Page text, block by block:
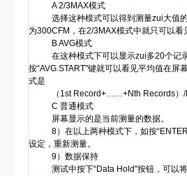
A 2/3MAX模式
选择这种模式可以得到测量zui大值的
为300CFM，在2/3MAX模式中就只可以看
B AVG模式
在这种模式下可以显示zui多20个记录
按“AVG.START"键就可以看见平均值在屏
式是
（1st Record+……+Nth Records）/
C 普通模式
屏幕显示的是当前测量的数据。
8）在以上两种模式下，如按
设定，重新测量。
9）数据保持
测试中按下“Data Hold"按钮，可以将